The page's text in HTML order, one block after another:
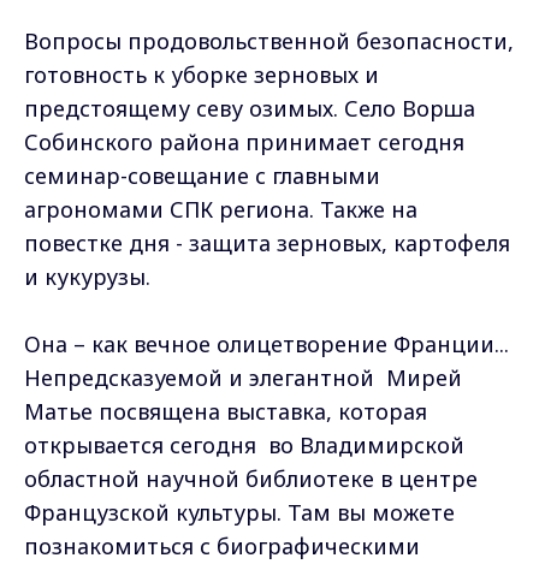
Вопросы продовольственной безопасности,
готовность к уборке зерновых и
предстоящему севу озимых. Село Ворша
Собинского района принимает сегодня
семинар-совещание с главными
агрономами СПК региона. Также на
повестке дня - защита зерновых, картофеля
и кукурузы.
Она – как вечное олицетворение Франции...
Непредсказуемой и элегантной Мирей
Матье посвящена выставка, которая
открывается сегодня во Владимирской
областной научной библиотеке в центре
Французской культуры. Там вы можете
познакомиться с биографическими